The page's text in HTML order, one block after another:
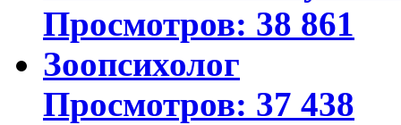
Просмотров: 38 861
Зоопсихолог
Просмотров: 37 438